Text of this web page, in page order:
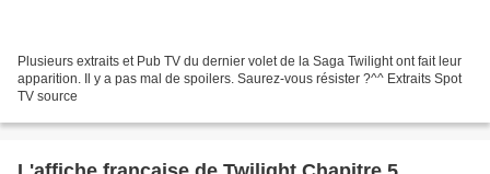
Plusieurs extraits et Pub TV du dernier volet de la Saga Twilight ont fait leur
apparition. Il y a pas mal de spoilers. Saurez-vous résister ?^^ Extraits Spot
TV source